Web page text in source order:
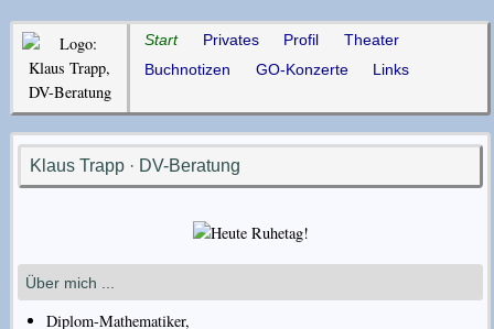
Start Privates Profil
Theater
Buchnotizen
GO-Konzerte Links
Klaus Trapp · DV-Beratung
Über mich ...
Diplom-Mathematiker,